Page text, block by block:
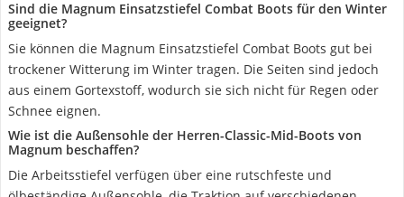
Sind die Magnum Einsatzstiefel Combat Boots für den Winter
geeignet?
Sie können die Magnum Einsatzstiefel Combat Boots gut bei
trockener Witterung im Winter tragen. Die Seiten sind jedoch
aus einem Gortexstoff, wodurch sie sich nicht für Regen oder
Schnee eignen.
Wie ist die Außensohle der Herren-Classic-Mid-Boots von
Magnum beschaffen?
Die Arbeitsstiefel verfügen über eine rutschfeste und